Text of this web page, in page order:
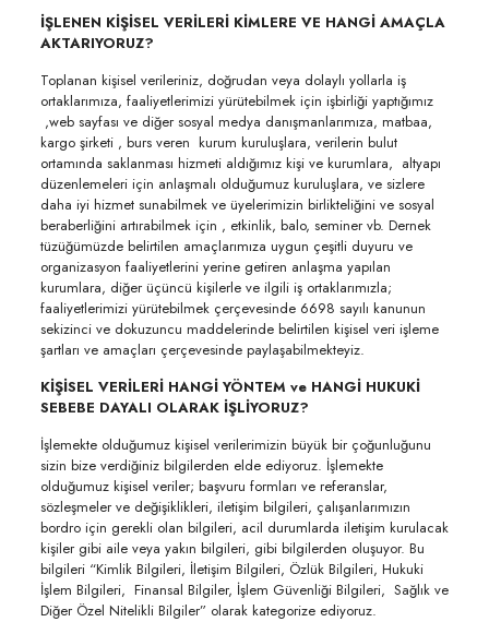
İŞLENEN KİŞİSEL VERİLERİ KİMLERE VE HANGİ AMAÇLA
AKTARIYORUZ?
Toplanan kişisel verileriniz, doğrudan veya dolaylı yollarla iş
ortaklarımıza, faaliyetlerimizi yürütebilmek için işbirliği yaptığımız
,web sayfası ve diğer sosyal medya danışmanlarımıza, matbaa,
kargo şirketi , burs veren kurum kuruluşlara, verilerin bulut
ortamında saklanması hizmeti aldığımız kişi ve kurumlara, altyapı
düzenlemeleri için anlaşmalı olduğumuz kuruluşlara, ve sizlere
daha iyi hizmet sunabilmek ve üyelerimizin birlikteliğini ve sosyal
beraberliğini artırabilmek için , etkinlik, balo, seminer vb. Dernek
tüzüğümüzde belirtilen amaçlarımıza uygun çeşitli duyuru ve
organizasyon faaliyetlerini yerine getiren anlaşma yapılan
kurumlara, diğer üçüncü kişilerle ve ilgili iş ortaklarımızla;
faaliyetlerimizi yürütebilmek çerçevesinde 6698 sayılı kanunun
sekizinci ve dokuzuncu maddelerinde belirtilen kişisel veri işleme
şartları ve amaçları çerçevesinde paylaşabilmekteyiz.
KİŞİSEL VERİLERİ HANGİ YÖNTEM ve HANGİ HUKUKİ
SEBEBE DAYALI OLARAK İŞLİYORUZ?
İşlemekte olduğumuz kişisel verilerimizin büyük bir çoğunluğunu
sizin bize verdiğiniz bilgilerden elde ediyoruz. İşlemekte
olduğumuz kişisel veriler; başvuru formları ve referanslar,
sözleşmeler ve değişiklikleri, iletişim bilgileri, çalışanlarımızın
bordro için gerekli olan bilgileri, acil durumlarda iletişim kurulacak
kişiler gibi aile veya yakın bilgileri, gibi bilgilerden oluşuyor. Bu
bilgileri “Kimlik Bilgileri, İletişim Bilgileri, Özlük Bilgileri, Hukuki
İşlem Bilgileri, Finansal Bilgiler, İşlem Güvenliği Bilgileri, Sağlık ve
Diğer Özel Nitelikli Bilgiler” olarak kategorize ediyoruz.